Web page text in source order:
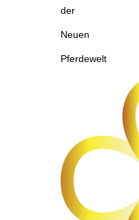
der
Neuen
Pferdewelt